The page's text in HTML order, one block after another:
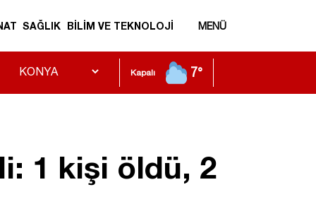
SAĞLIK BİLİM VE TEKNOLOJİ MENÜ
Kapalı 7°
1 kişi öldü, 2